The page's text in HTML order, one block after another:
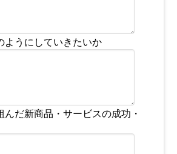
ようにしていきたいか
んだ新商品・サービスの成功・